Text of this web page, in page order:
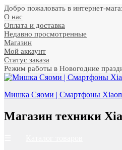
Добро пожаловать в интернет-
О нас
Оплата и доставка
Недавно просмотренные
Магазин
Мой аккаунт
Статус заказа
Режим работы в Новогодние
Мишка Сяоми | Смартфоны
Магазин техники